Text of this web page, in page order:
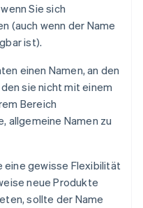
Sie sich
(auch wenn der Name
ist).
einen Namen, an den
sie nicht mit einem
Bereich
allgemeine Namen zu
eine gewisse Flexibilität
neue Produkte
sollte der Name